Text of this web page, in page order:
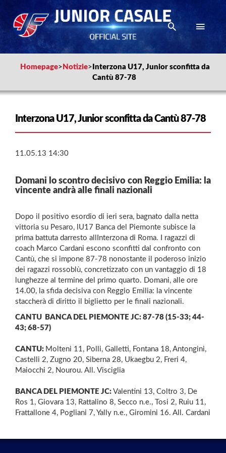
Homepage> Notizie> Interzona U17, Junior sconfitta da
Cantù 87-78
Interzona U17, Junior sconfitta da Cantù 87-78
11.05.13 14:30
Domani lo scontro decisivo con Reggio Emilia: la
vincente andrà alle finali nazionali
Dopo il positivo esordio di ieri sera, bagnato dalla netta
vittoria su Pesaro, lU17 Banca del Piemonte subisce la
prima battuta darresto allInterzona di Roma. I ragazzi di
coach Marco Cardani escono sconfitti dal confronto con
Cantù, che si impone 87-78 nonostante il poderoso inizio
dei ragazzi rossoblù, concretizzato con un vantaggio di 18
lunghezze al termine del primo quarto. Domani, alle ore
14.00, la sfida decisiva con Reggio Emilia: la vincente
staccherà di diritto il biglietto per le finali nazionali.
CANTU  BANCA DEL PIEMONTE JC: 87-78 (15-33; 44-
43; 68-57)
CANTU: Molteni 11, Polli, Galletti, Fontana 18, Antongini,
Castelli 2, Zugno 20, Siberna 28, Ukaegbu 2, Freri 4,
Maiocchi 2, Nourou. All. Visciglia
BANCA DEL PIEMONTE JC: Valentini 13, Coltro 3, De
Ros 1, Giovara 13, Rattalino 8, Secco n.e., Tosi 2, Ruiu 11,
Frattallone 4, Pogliani 7, Yally n.e., Giromini 16. All. Cardani